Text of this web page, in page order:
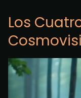
Los